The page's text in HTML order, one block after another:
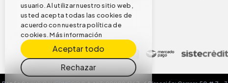
usuario. Al utilizar nuestro sitio web,
usted acepta todas las cookies de
acuerdo con nuestra política de
cookies.Más información
Aceptar todo
Rechazar